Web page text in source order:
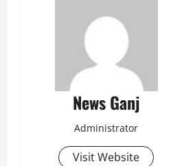
News Ganj
Administrator
Visit Website